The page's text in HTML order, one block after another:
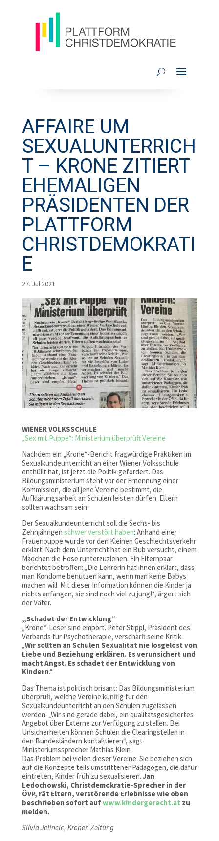
AFFAIRE UM
SEXUALUNTERRICH
T – KRONE ZITIERT
EHEMALIGEN
PRÄSIDENTEN DER
PLATTFORM
CHRISTDEMOKRATI
E
27. Jul 2021
WIENER VOLKSSCHULE
„Sex mit Puppe“: Ministerium überprüft Vereine
Nachdem ein „Krone“-Bericht fragwürdige Praktiken im
Sexualkundeunterricht an einer Wiener Volksschule
enthüllt hat, ist jetzt die Politik gefordert. Das
Bildungsministerium steht vor der Ernennung einer
Kommission, die all jene Vereine bestimmt, die
Aufklärungsarbeit an Schulen leisten dürfen. Eltern
sollten wachsam sein!
Der Sexualkundeunterricht soll die Sechs- bis
Zehnjährigen schwer verstört haben: Anhand einer
Frauenpuppe wurde vor den Kleinen Geschlechtsverkehr
erklärt. Nach dem Unterricht hat ein Bub versucht, einem
Mädchen die Hose runterzuziehen. Ein Elternpaar
berichtet betroffen: „Die Lehrerin hat ihnen erklärt, dass
man Kondome benutzen kann, wenn man keine Babys
machen will. Mit dieser Information können die Kinder ja
nichts anfangen, sie sind noch viel zu jung!“, ärgert sich
der Vater.
„Schadet der Entwicklung“
„Krone“-Leser sind empört. Peter Stippl, Präsident des
Verbands für Psychotherapie, verschärft seine Kritik:
„Wir sollten an Schulen Sexualität nie losgelöst von
Liebe und Beziehung erklären. Es verunsichert und
macht Angst. Es schadet der Entwicklung von
Kindern.“
Das Thema ist politisch brisant: Das Bildungsministerium
überprüft, welche Vereine künftig für den
Sexualkundeunterricht an den Schulen zugelassen
werden. „Wir sind gerade dabei, ein qualitätsgesichertes
Angebot über Externe zur Verfügung zu stellen. Bei
Unsicherheiten können Schulen die Clearingstellen in
den Bundesländern kontaktieren“, sagt
Ministeriumssprecher Mathias Klein.
Das Problem bei vielen dieser Vereine: Sie beziehen sich
auf die Konzepte teils umstrittener Pädagogen, die dafür
eintreten, Kinder früh zu sexualisieren. Jan
Ledochowski, Christdemokratie-Sprecher in der
ÖVP, rät Eltern, verstörende Erlebnisse wie oben
beschrieben sofort aufwww.kindergerecht.at zu
melden.
Silvia Jelincic, Kronen Zeitung